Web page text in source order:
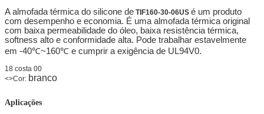
A almofada térmica do silicone de TIF160-30-06US é um produto
com desempenho e economia. É uma almofada térmica original
com baixa permeabilidade do óleo, baixa resistência térmica,
softness alto e conformidade alta. Pode trabalhar estavelmente
em -40℃~160℃ e cumprir a exigência de UL94V0.
18 costa 00
<>Cor: branco
Aplicações